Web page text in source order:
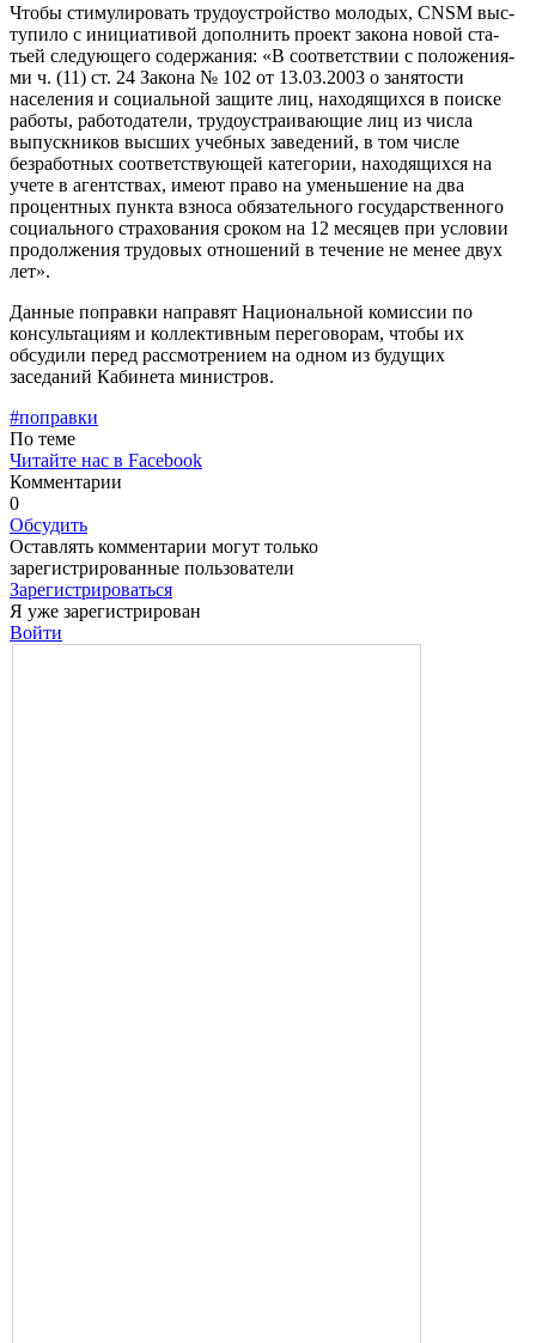
Чтобы стимулировать трудо­устройство молодых, CNSM выс-
тупило с инициативой допол­нить проект закона новой ста­
тьей следующего содержания: «В соответствии с положения­
ми ч. (11) ст. 24 Закона № 102 от 13.03.2003 о занятости
населе­ния и социальной защите лиц, находящихся в поиске
работы, работодатели, трудоустраиваю­щие лиц из числа
выпускников высших учебных заведений, в том числе
безработных соответс­твующей категории, находящих­ся на
учете в агентствах, име­ют право на уменьшение на два
процентных пункта взноса обя­зательного государственного
со­циального страхования сроком на 12 месяцев при условии
про­должения трудовых отношений в течение не менее двух
лет».
Данные поправки напра­вят Национальной комиссии по
консультациям и коллективным переговорам, чтобы их
обсудили перед рассмотрением на одном из будущих
заседаний Кабинета министров.
#поправки
По теме
Читайте нас в Facebook
Комментарии
0
Обсудить
Оставлять комментарии могут только
зарегистрированные пользователи
Зарегистрироваться
Я уже зарегистрирован
Войти